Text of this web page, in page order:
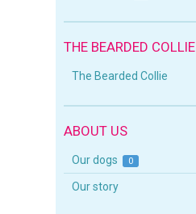
THE BEARDED COLLIE
The Bearded Collie
ABOUT US
Our dogs 0
Our story